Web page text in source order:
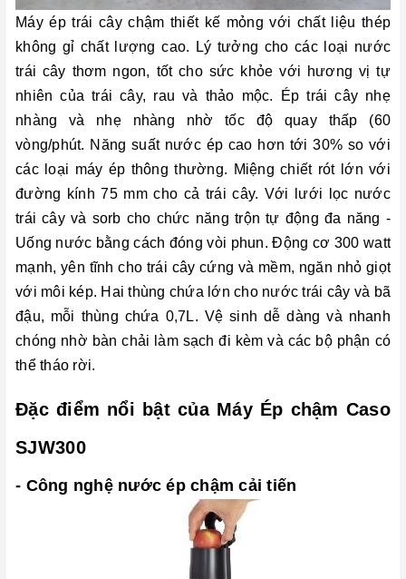
Máy ép trái cây chậm thiết kế mỏng với chất liệu thép
không gỉ chất lượng cao. Lý tưởng cho các loại nước
trái cây thơm ngon, tốt cho sức khỏe với hương vị tự
nhiên của trái cây, rau và thảo mộc. Ép trái cây nhẹ
nhàng và nhẹ nhàng nhờ tốc độ quay thấp (60
vòng/phút. Năng suất nước ép cao hơn tới 30% so với
các loại máy ép thông thường. Miệng chiết rót lớn với
đường kính 75 mm cho cả trái cây. Với lưới lọc nước
trái cây và sorb cho chức năng trộn tự động đa năng -
Uống nước bằng cách đóng vòi phun. Động cơ 300 watt
mạnh, yên tĩnh cho trái cây cứng và mềm, ngăn nhỏ giọt
với môi kép. Hai thùng chứa lớn cho nước trái cây và bã
đậu, mỗi thùng chứa 0,7L. Vệ sinh dễ dàng và nhanh
chóng nhờ bàn chải làm sạch đi kèm và các bộ phận có
thể tháo rời.
Đặc điểm nổi bật của Máy Ép chậm Caso
SJW300
- Công nghệ nước ép chậm cải tiến